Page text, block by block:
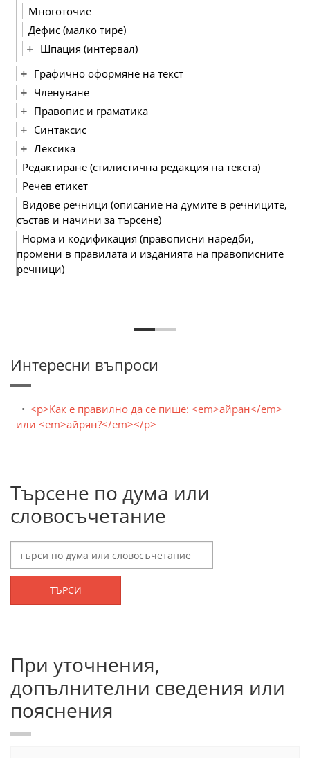
Многоточие
Дефис (малко тире)
Шпация (интервал)
Графично оформяне на текст
Членуване
Правопис и граматика
Синтаксис
Лексика
Редактиране (стилистична редакция на текста)
Речев етикет
Видове речници (описание на думите в речниците,
състав и начини за търсене)
Норма и кодификация (правописни наредби,
промени в правилата и изданията на правописните
речници)
Интересни въпроси
<p>Как е правилно да се пише: <em>айран</em>
или <em>айрян?</em></p>
Търсене по дума или
словосъчетание
ТЪРСИ
При уточнения,
допълнителни сведения или
пояснения